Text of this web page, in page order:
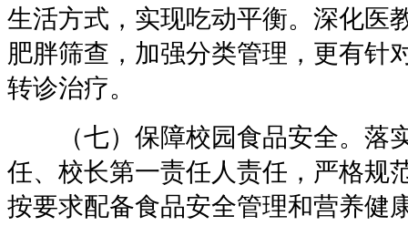
生活方式，实现吃动平衡。深化医
肥胖筛查，加强分类管理，更有针
转诊治疗。
（七）保障校园食品安全。落
任、校长第一责任人责任，严格规
按要求配备食品安全管理和营养健